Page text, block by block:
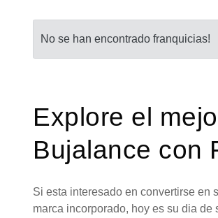
No se han encontrado franquicias!
Explore el
Bujalance con
Si esta interesado en convertirse en
marca incorporado, hoy es su dia